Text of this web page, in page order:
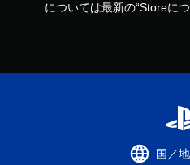
については最新の“Storeに
国／